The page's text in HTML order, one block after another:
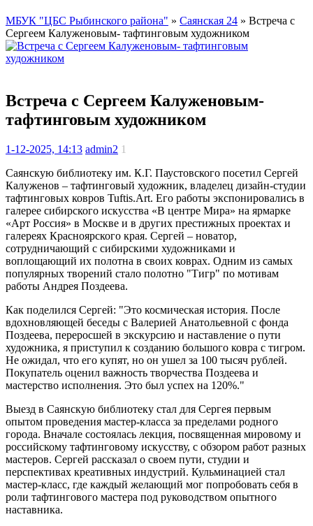
МБУК "ЦБС Рыбинского района" » Саянская 24 » Встреча с
Сергеем Калуженовым- тафтинговым художником
Встреча с Сергеем Калуженовым-
тафтинговым художником
1-12-2025, 14:13 admin2 1
Саянскую библиотеку им. К.Г. Паустовского посетил Сергей
Калуженов – тафтинговый художник, владелец дизайн-студии
тафтинговых ковров Tuftis.Art. Его работы экспонировались в
галерее сибирского искусства «В центре Мира» на ярмарке
«Арт Россия» в Москве и в других престижных проектах и
галереях Красноярского края. Сергей – новатор,
сотрудничающий с сибирскими художниками и
воплощающий их полотна в своих коврах. Одним из самых
популярных творений стало полотно "Тигр" по мотивам
работы Андрея Поздеева.
Как поделился Сергей: "Это космическая история. После
вдохновляющей беседы с Валерией Анатольевной с фонда
Поздеева, переросшей в экскурсию и наставление о пути
художника, я приступил к созданию большого ковра с тигром.
Не ожидал, что его купят, но он ушел за 100 тысяч рублей.
Покупатель оценил важность творчества Поздеева и
мастерство исполнения. Это был успех на 120%."
Выезд в Саянскую библиотеку стал для Сергея первым
опытом проведения мастер-класса за пределами родного
города. Вначале состоялась лекция, посвященная мировому и
российскому тафтинговому искусству, с обзором работ разных
мастеров. Сергей рассказал о своем пути, студии и
перспективах креативных индустрий. Кульминацией стал
мастер-класс, где каждый желающий мог попробовать себя в
роли тафтингового мастера под руководством опытного
наставника.